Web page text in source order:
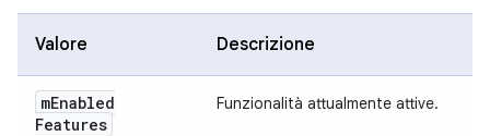
Valore Descrizione
mEnabled
Features
Funzionalità attualmente attive.